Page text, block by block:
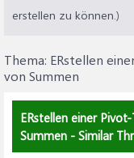
erstellen zu können.)
Thema: ERstellen
von Summen
ERstellen einer
Summen - Similar